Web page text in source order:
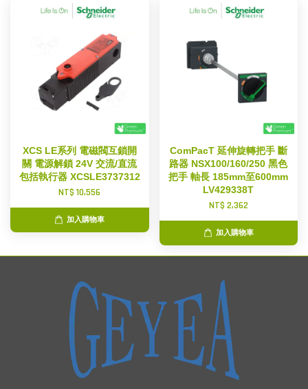
XCS LE系列 電磁閥互鎖開
關 電源解鎖 24V 交流/直流
包括執行器 XCSLE3737312
NT$ 10,556
加入購物車
ComPacT 延伸旋轉把手 斷
路器 NSX100/160/250 黑色
把手 軸長 185mm至600mm
LV429338T
NT$ 2,362
加入購物車